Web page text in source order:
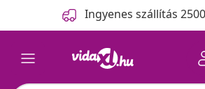
Ingyenes szállítás